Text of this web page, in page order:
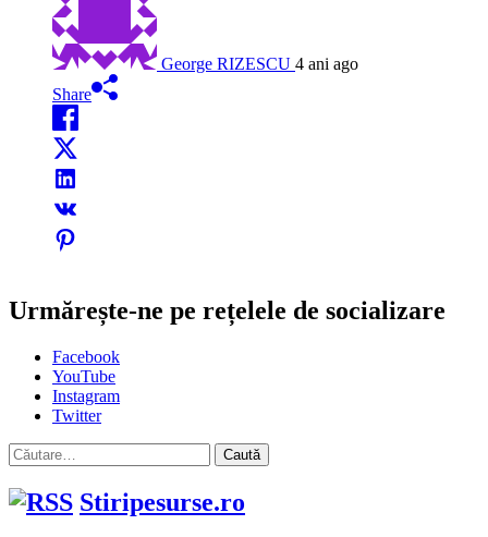
George RIZESCU 4 ani ago
Share
Urmărește-ne pe rețelele de socializare
Facebook
YouTube
Instagram
Twitter
Caută
după:
Stiripesurse.ro